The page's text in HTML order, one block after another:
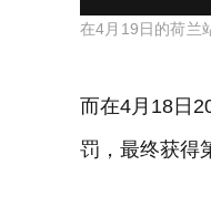
在4月19日的荷兰
而在4月18日
罚，最终获得